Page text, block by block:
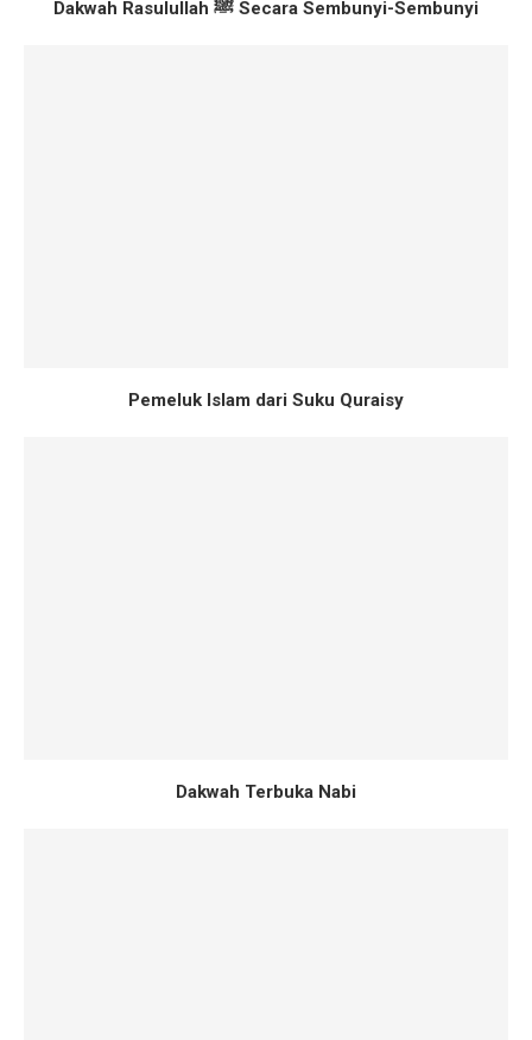
Dakwah Rasulullah ﷺ Secara Sembunyi-Sembunyi
Pemeluk Islam dari Suku Quraisy
Dakwah Terbuka Nabi